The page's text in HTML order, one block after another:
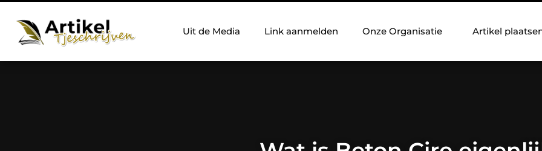
Uit de Media Link aanmelden Onze Organisatie Artikel